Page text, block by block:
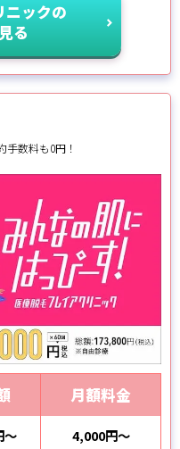
ニックの
る
数料も0円！
月額料金
～ 4,000円～